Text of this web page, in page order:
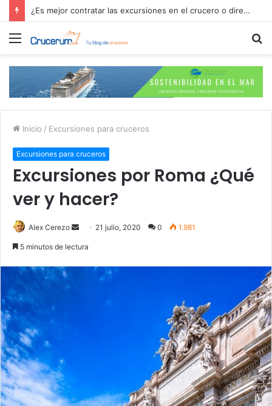
¿Es mejor contratar las excursiones en el crucero o directamente en el puerto?
Menú
Inicio / Excursiones para cruceros
Excursiones para cruceros
Excursiones por Roma ¿Qué
ver y hacer?
Alex Cerezo
Send 21 julio, 2020 0 1.981
5 minutos de lectura